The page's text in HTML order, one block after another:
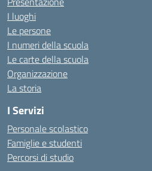
I luoghi
Le persone
I numeri della scuola
Le carte della scuola
Organizzazione
La storia
I Servizi
Personale scolastico
Famiglie e studenti
Percorsi di studio